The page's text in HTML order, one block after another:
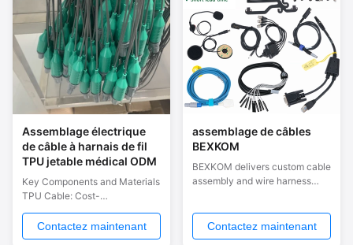
Silicone cables are extremely ...
Assemblage électrique
de câble à harnais de fil
TPU jetable médical ODM
Key Components and Materials
TPU Cable: Cost-
Effectiveness: TPU is a cost-
effective material that offers a
good balance between
Contactez maintenant
assemblage de câbles
BEXKOM
BEXKOM delivers custom cable
assembly and wire harness
heavy-duty applications. From
M12 circular connectors to
Contactez maintenant